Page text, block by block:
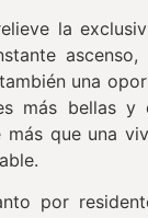
la
ascenso,
una
más bellas y
que una
por